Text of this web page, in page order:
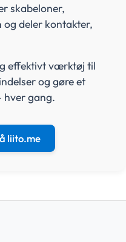
skabeloner,
deler kontakter,
effektivt værktøj til
og gøre et
gang.
liito.me